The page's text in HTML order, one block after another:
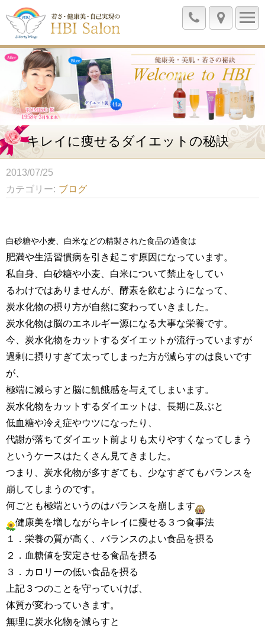
キレイに痩せるダイエットの秘訣
2013/07/25
カテゴリー
ブログ
白砂糖や小麦、白米などの精製された食品の過食は
肥満や生活習慣病を引き起こす原因になっています。
私自身、白砂糖や小麦、白米について禁止をしてい
るわけではありませんが、 酵素を飲むようになって、
炭水化物の摂り方が自然に変わっていきました。
炭水化物は脳のエネルギー源になる大事な栄養です。
今、炭水化物をカットするダイエットが流行っていますが
過剰に摂りすぎて太ってしまった方が減らすのは良いです
が、
極端に減らすと脳に飢餓感を与えてしまいます。
炭水化物をカットするダイエットは、長期に及ぶと
低血糖や冷え症やウツになったり、
代謝が落ちてダイエット前よりも太りやすくなってしまう
という ケースはたくさん見てきました。
つまり、炭水化物が多すぎても、少なすぎてもバランスを
崩してしまうのです。
何ごとも極端というのはバランスを崩します
健康美を増しながらキレイに痩せる ３つ食事法
１．栄養の質が高く、バランスのよい食品を摂る
２．血糖値を安定させる食品を摂る
３．カロリーの低い食品を摂る
上記３つのことを守っていけば、
体質が変わっていきます。
無理に炭水化物を減らすと